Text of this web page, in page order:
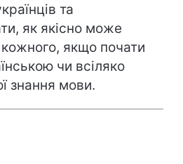
та
як якісно може
якщо почати
чи всіляко
знання мови.